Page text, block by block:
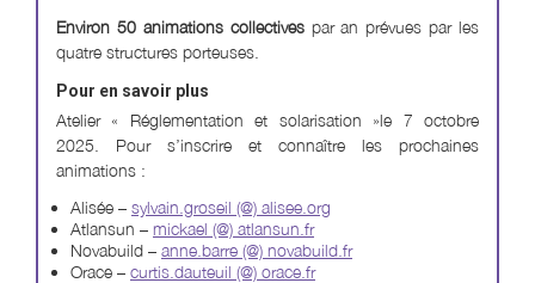
Environ 50 animations collectives par an prévues par les
quatre structures porteuses.
Pour en savoir plus
Atelier « Réglementation et solarisation »le 7 octobre
2025. Pour s’inscrire et connaître les prochaines
animations :
Alisée – sylvain.groseil (@) alisee.org
Atlansun – mickael (@) atlansun.fr
Novabuild – anne.barre (@) novabuild.fr
Orace – curtis.dauteuil (@) orace.fr